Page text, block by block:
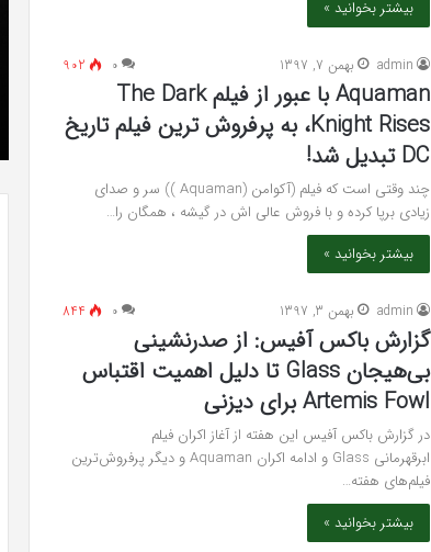
بیشتر بخوانید »
admin بهمن 7, 1397 ۰ 902
Aquaman با عبور از فیلم The Dark
Knight Rises، به پرفروش ترین فیلم تاریخ
DC تبدیل شد!
چند وقتی است که فیلم (آکوامن (Aquaman )) سر و صدای
زیادی برپا کرده و با فروش عالی اش در گیشه ، همگان را…
بیشتر بخوانید »
admin بهمن 3, 1397 ۰ 844
گزارش باکس آفیس: از صدرنشینی
بی‌هیجان Glass تا دلیل اهمیت اقتباس
Artemis Fowl برای دیزنی
در گزارش باکس آفیس این هفته از آغاز اکران فیلم
ابرقهرمانی Glass و ادامه اکران Aquaman و دیگر پرفروش‌ترین
فیلم‌های هفته…
بیشتر بخوانید »
که
2”
موفق
خواهد
بود.
آذر 23, 1398
کریستن بل می دانست که “فروزن 2” موفق
خواهد بود.
از